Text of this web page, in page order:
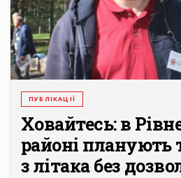
ПУБЛІКАЦІЇ
Ховайтесь: в
районі планують
з літака без